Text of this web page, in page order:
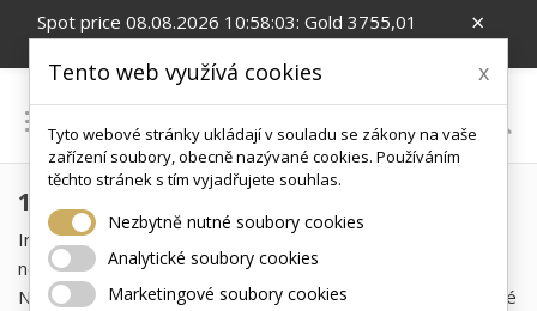
×
Spot price 08.08.2026 10:58:03: Gold 3755,01
EUR/Oz; Silver 54,99 EUR/Oz; CZK/EUR 24.26
0 
1 OZ
Investiční stříbrné mince 1 oz patří mezi nejdostupnější a
nejoblíbenější formy uložení hodnoty do drahých kovů.
Nabízejí vysokou likviditu a díky své hmotnosti jedné troyské
Tento web využívá cookies x
Tyto webové stránky ukládají v souladu se zákony na vaše
zařízení soubory, obecně nazývané cookies. Používáním
těchto stránek s tím vyjadřujete souhlas.
Nezbytně nutné soubory cookies
Analytické soubory cookies
Marketingové soubory cookies